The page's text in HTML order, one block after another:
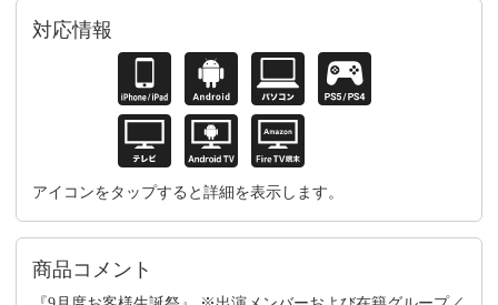
対応情報
アイコンをタップすると詳細を表示します。
商品コメント